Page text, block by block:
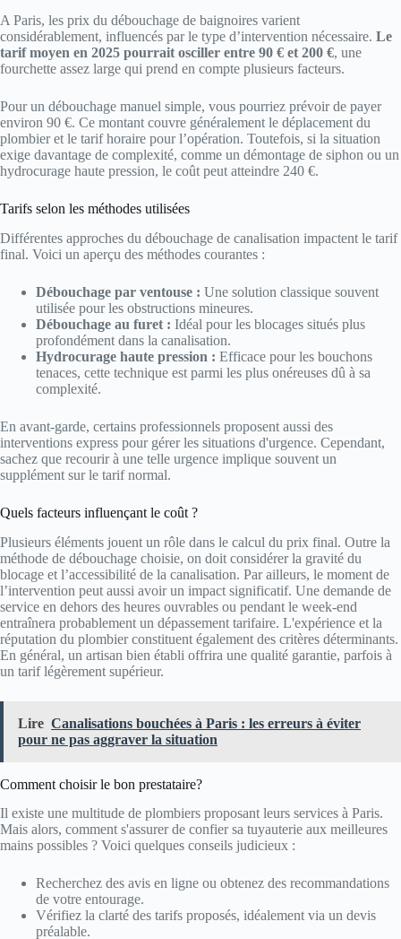
A Paris, les prix du débouchage de baignoires varient
considérablement, influencés par le type d’intervention nécessaire. Le
tarif moyen en 2025 pourrait osciller entre 90 € et 200 €, une
fourchette assez large qui prend en compte plusieurs facteurs.
Pour un débouchage manuel simple, vous pourriez prévoir de payer
environ 90 €. Ce montant couvre généralement le déplacement du
plombier et le tarif horaire pour l’opération. Toutefois, si la situation
exige davantage de complexité, comme un démontage de siphon ou un
hydrocurage haute pression, le coût peut atteindre 240 €.
Tarifs selon les méthodes utilisées
Différentes approches du débouchage de canalisation impactent le tarif
final. Voici un aperçu des méthodes courantes :
Débouchage par ventouse : Une solution classique souvent
utilisée pour les obstructions mineures.
Débouchage au furet : Idéal pour les blocages situés plus
profondément dans la canalisation.
Hydrocurage haute pression : Efficace pour les bouchons
tenaces, cette technique est parmi les plus onéreuses dû à sa
complexité.
En avant-garde, certains professionnels proposent aussi des
interventions express pour gérer les situations d'urgence. Cependant,
sachez que recourir à une telle urgence implique souvent un
supplément sur le tarif normal.
Quels facteurs influençant le coût ?
Plusieurs éléments jouent un rôle dans le calcul du prix final. Outre la
méthode de débouchage choisie, on doit considérer la gravité du
blocage et l’accessibilité de la canalisation. Par ailleurs, le moment de
l’intervention peut aussi avoir un impact significatif. Une demande de
service en dehors des heures ouvrables ou pendant le week-end
entraînera probablement un dépassement tarifaire. L'expérience et la
réputation du plombier constituent également des critères déterminants.
En général, un artisan bien établi offrira une qualité garantie, parfois à
un tarif légèrement supérieur.
Lire Canalisations bouchées à Paris : les erreurs à éviter
pour ne pas aggraver la situation
Comment choisir le bon prestataire?
Il existe une multitude de plombiers proposant leurs services à Paris.
Mais alors, comment s'assurer de confier sa tuyauterie aux meilleures
mains possibles ? Voici quelques conseils judicieux :
Recherchez des avis en ligne ou obtenez des recommandations
de votre entourage.
Vérifiez la clarté des tarifs proposés, idéalement via un devis
préalable.